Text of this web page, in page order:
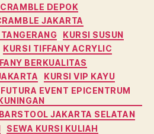
DEPOK
JAKARTA
KURSI SUSUN
KURSI TIFFANY ACRYLIC
BERKUALITAS
KURSI VIP KAYU
EVENT EPICENTRUM
JAKARTA SELATAN
SEWA KURSI KULIAH